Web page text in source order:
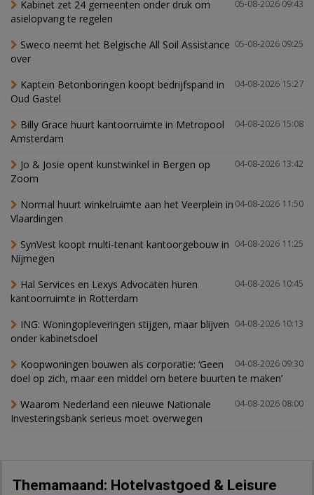
05-08-2026 09:43
Kabinet zet 24 gemeenten onder druk om
asielopvang te regelen
05-08-2026 09:25
Sweco neemt het Belgische All Soil Assistance
over
04-08-2026 15:27
Kaptein Betonboringen koopt bedrijfspand in
Oud Gastel
04-08-2026 15:08
Billy Grace huurt kantoorruimte in Metropool
Amsterdam
04-08-2026 13:42
Jo & Josie opent kunstwinkel in Bergen op
Zoom
04-08-2026 11:50
Normal huurt winkelruimte aan het Veerplein in
Vlaardingen
04-08-2026 11:25
SynVest koopt multi-tenant kantoorgebouw in
Nijmegen
04-08-2026 10:45
Hal Services en Lexys Advocaten huren
kantoorruimte in Rotterdam
04-08-2026 10:13
ING: Woningopleveringen stijgen, maar blijven
onder kabinetsdoel
04-08-2026 09:30
Koopwoningen bouwen als corporatie: ‘Geen
doel op zich, maar een middel om betere buurten te maken’
04-08-2026 08:00
Waarom Nederland een nieuwe Nationale
Investeringsbank serieus moet overwegen
Themamaand: Hotelvastgoed & Leisure